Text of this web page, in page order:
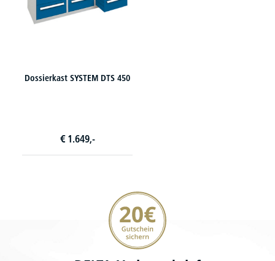
Dossierkast SYSTEM DTS 450
€ 1.649,-
20€ korting verzekeren